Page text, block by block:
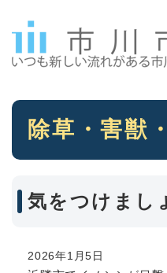
本
除草・害獣
気をつけまし
2026年1月5日